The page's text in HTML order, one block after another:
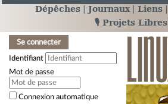
Dépêches Journaux Liens
🎙️ Projets Libres
Se connecter
Identifiant
Mot de passe
Connexion automatique